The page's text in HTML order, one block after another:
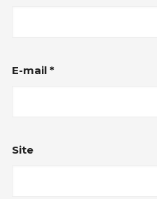
E-mail*
Site